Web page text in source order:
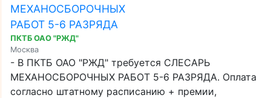
МЕХАНОСБОРОЧНЫХ
РАБОТ 5-6 РАЗРЯДА
ПКТБ ОАО "РЖД"
Москва
- В ПКТБ ОАО "РЖД" требуется СЛЕСАРЬ
МЕХАНОСБОРОЧНЫХ РАБОТ 5-6 РАЗРЯДА. Оплата
согласно штатному расписанию + премии,